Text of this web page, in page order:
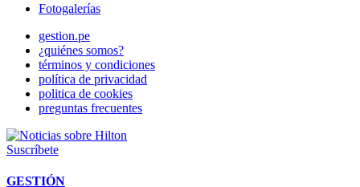
Fotogalerías
gestion.pe
¿quiénes somos?
términos y condiciones
política de privacidad
politica de cookies
preguntas frecuentes
Suscríbete
GESTIÓN